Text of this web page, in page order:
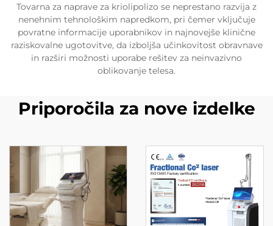
Tovarna za naprave za kriolipolizo se neprestano razvija z
nenehnim tehnološkim napredkom, pri čemer vključuje
povratne informacije uporabnikov in najnovejše klinične
raziskovalne ugotovitve, da izboljša učinkovitost obravnave
in razširi možnosti uporabe rešitev za neinvazivno
oblikovanje telesa.
Priporočila za nove izdelke